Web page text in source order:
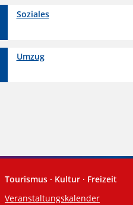
Soziales
Umzug
Tourismus · Kultur · Freizeit
Veranstaltungskalender